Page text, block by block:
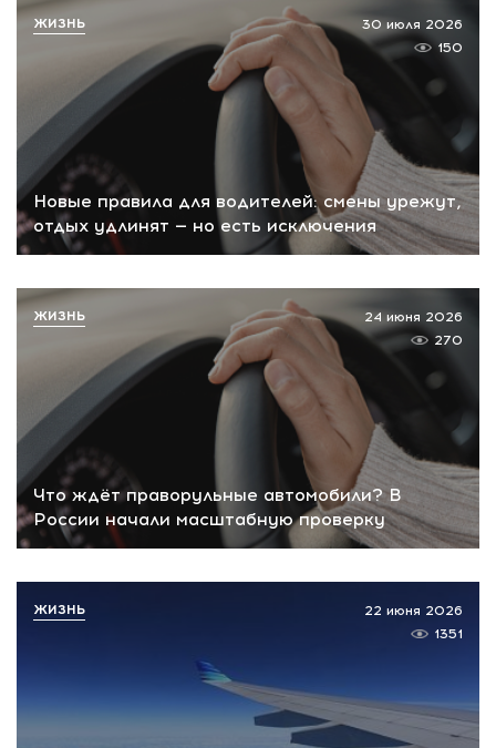
Новые правила для водителей: смены урежут,
отдых удлинят — но есть исключения
30 июля 2026
150
ЖИЗНЬ
Что ждёт праворульные автомобили? В
России начали масштабную проверку
24 июня 2026
270
ЖИЗНЬ
22 июня 2026
1351
ЖИЗНЬ